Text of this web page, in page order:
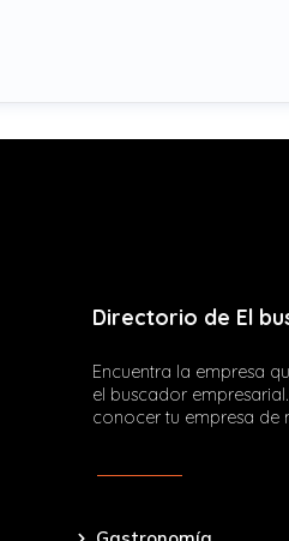
Directorio de El
Encuentra la empresa
el buscador
conocer tu empresa de